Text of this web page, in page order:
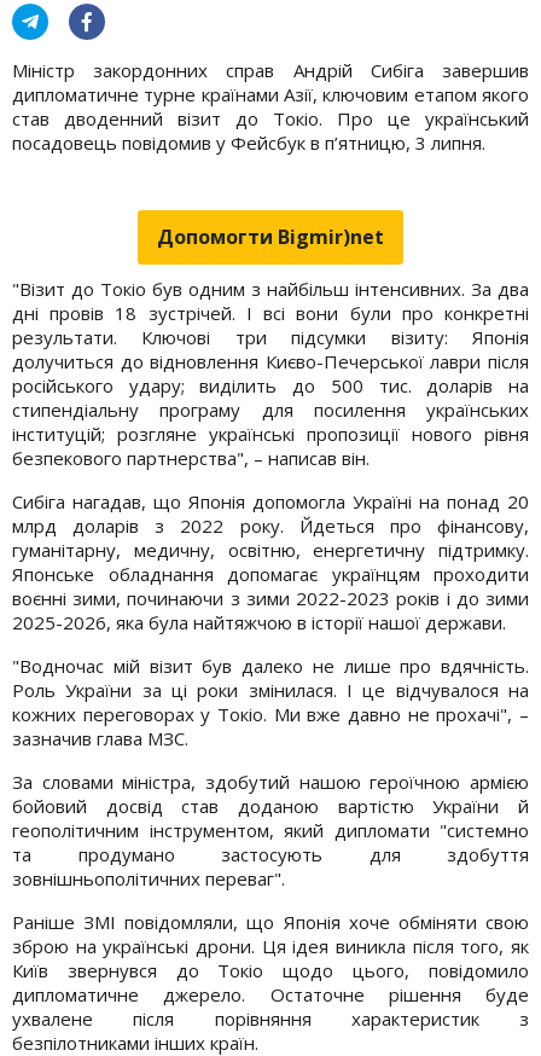
Міністр закордонних справ Андрій Сибіга завершив
дипломатичне турне країнами Азії, ключовим етапом якого
став дводенний візит до Токіо. Про це український
посадовець повідомив у Фейсбук в п’ятницю, 3 липня.
Допомогти Bigmir)net
"Візит до Токіо був одним з найбільш інтенсивних. За два
дні провів 18 зустрічей. І всі вони були про конкретні
результати. Ключові три підсумки візиту: Японія
долучиться до відновлення Києво-Печерської лаври після
російського удару; виділить до 500 тис. доларів на
стипендіальну програму для посилення українських
інституцій; розгляне українські пропозиції нового рівня
безпекового партнерства", – написав він.
Сибіга нагадав, що Японія допомогла Україні на понад 20
млрд доларів з 2022 року. Йдеться про фінансову,
гуманітарну, медичну, освітню, енергетичну підтримку.
Японське обладнання допомагає українцям проходити
воєнні зими, починаючи з зими 2022-2023 років і до зими
2025-2026, яка була найтяжчою в історії нашої держави.
"Водночас мій візит був далеко не лише про вдячність.
Роль України за ці роки змінилася. І це відчувалося на
кожних переговорах у Токіо. Ми вже давно не прохачі", –
зазначив глава МЗС.
За словами міністра, здобутий нашою героїчною армією
бойовий досвід став доданою вартістю України й
геополітичним інструментом, який дипломати "системно
та продумано застосують для здобуття
зовнішньополітичних переваг".
Раніше ЗМІ повідомляли, що Японія хоче обміняти свою
зброю на українські дрони. Ця ідея виникла після того, як
Київ звернувся до Токіо щодо цього, повідомило
дипломатичне джерело. Остаточне рішення буде
ухвалене після порівняння характеристик з
безпілотниками інших країн.